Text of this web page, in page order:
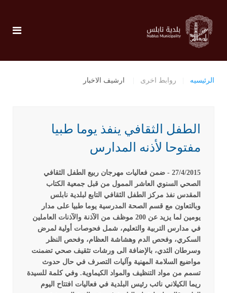
الرئيسيه روابط اخرى ارشيف الاخبار
الطفل الثقافي ينفذ يوما طبيا
مفتوحا لأذنه المدارس
27/4/2015 - ضمن فعاليات مهرجان ربيع الطفل الثقافي
الصحي السنوي العاشر الممول من قبل جمعية الكتاب
المقدس نفذ مركز الطفل الثقافي التابع لبلدية نابلس
وبالتعاون مع قسم الصحة المدرسية يوما طبيا على مدار
يومين لما يزيد عن 200 موظف من الآذنة والآذنات العاملين
في مدارس التربية والتعليم، شمل فحوصات أولية لمرض
السكري، وفحص الدم وهشاشة العظام، وفحص النظر
وسرطان الثدي، بالإضافة الى ورشات تثقيف صحي تضمنت
مواضيع السلامة المهنية وآليات التصرف في حال حدوث
تسمم من مواد التنظيف والمواد الكيماوية. وفي كلمة للسيدة
ريما الكيلاني نائب رئيس البلدية في فعاليات افتتاح اليوم